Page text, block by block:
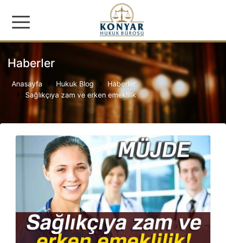
Konyar Hukuk Bürosu |
Haberler
Anasayfa Hukuk Blog
Haberler
Sağlıkçıya zam ve erken emeklilik